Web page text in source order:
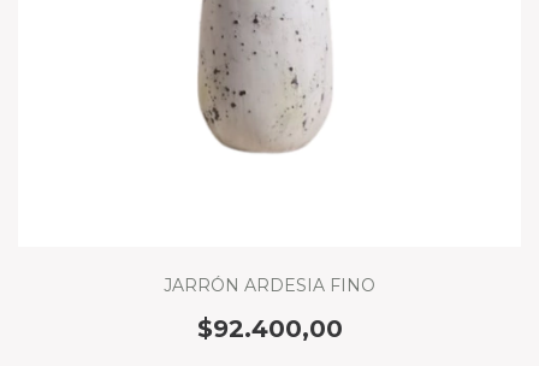
JARRÓN ARDESIA FINO
$92.400,00